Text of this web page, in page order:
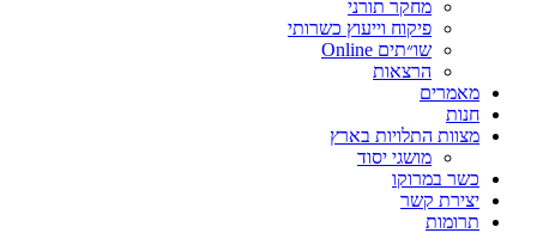
מחקר תורני
פיקוח וייעוץ כשרותי
שו״תים Online
הרצאות
מאמרים
חנות
מצוות התלויות בארץ
מושגי יסוד
כשר במרוקו
יצירת קשר
תרומות